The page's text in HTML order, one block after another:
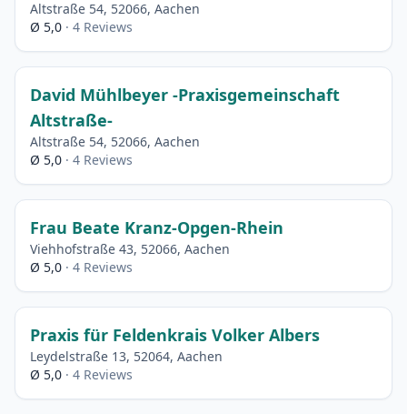
Altstraße 54, 52066, Aachen
Ø 5,0 · 4 Reviews
David Mühlbeyer -Praxisgemeinschaft
Altstraße-
Altstraße 54, 52066, Aachen
Ø 5,0 · 4 Reviews
Frau Beate Kranz-Opgen-Rhein
Viehhofstraße 43, 52066, Aachen
Ø 5,0 · 4 Reviews
Praxis für Feldenkrais Volker Albers
Leydelstraße 13, 52064, Aachen
Ø 5,0 · 4 Reviews